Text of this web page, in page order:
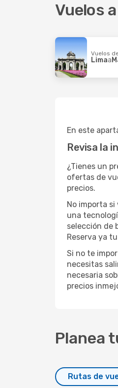
Vuelos
Vuelos
Limaa
En este
Revisa la
¿Tienes un
ofertas de
precios.
No importa
una
selección de
Reserva ya
Si no te
necesitas
necesaria
precios
Planea
Rutas de